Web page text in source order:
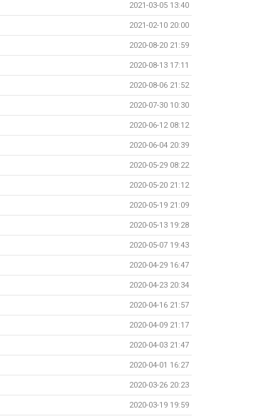
2021-03-05 13:40
2021-02-10 20:00
2020-08-20 21:59
2020-08-13 17:11
2020-08-06 21:52
2020-07-30 10:30
2020-06-12 08:12
2020-06-04 20:39
2020-05-29 08:22
2020-05-20 21:12
2020-05-19 21:09
2020-05-13 19:28
2020-05-07 19:43
2020-04-29 16:47
2020-04-23 20:34
2020-04-16 21:57
2020-04-09 21:17
2020-04-03 21:47
2020-04-01 16:27
2020-03-26 20:23
2020-03-19 19:59